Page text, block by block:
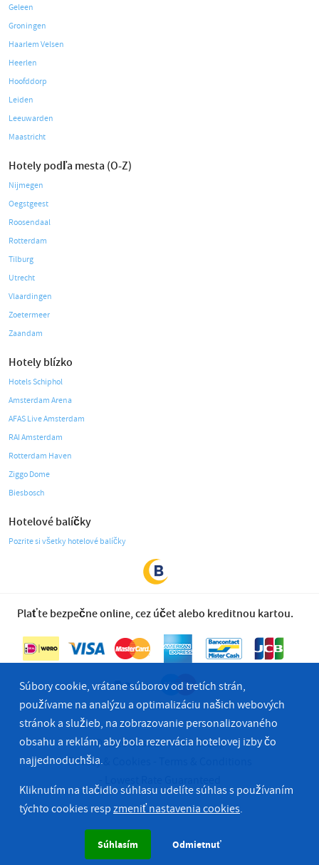
Geleen
Groningen
Haarlem Velsen
Heerlen
Hoofddorp
Leiden
Leeuwarden
Maastricht
Hotely podľa mesta (O-Z)
Nijmegen
Oegstgeest
Roosendaal
Rotterdam
Tilburg
Utrecht
Vlaardingen
Zoetermeer
Zaandam
Hotely blízko
Hotels Schiphol
Amsterdam Arena
AFAS Live Amsterdam
RAI Amsterdam
Rotterdam Haven
Ziggo Dome
Biesbosch
Hotelové balíčky
Pozrite si všetky hotelové balíčky
Plaťte bezpečne online, cez účet alebo kreditnou kartou.
© 2026 Bastion Hotel Group
Privacy & Cookies
Súbory cookie, vrátane súborov od tretích strán,
používame na analýzu a optimalizáciu našich webových
stránok a služieb, na zobrazovanie personalizovaného
obsahu a reklám, aby bola rezervácia hotelovej izby čo
najjednoduchšia.
Kliknutím na tlačidlo súhlasu udelíte súhlas s používaním
týchto cookies respzmeniť nastavenia cookies.
Súhlasím Odmietnuť